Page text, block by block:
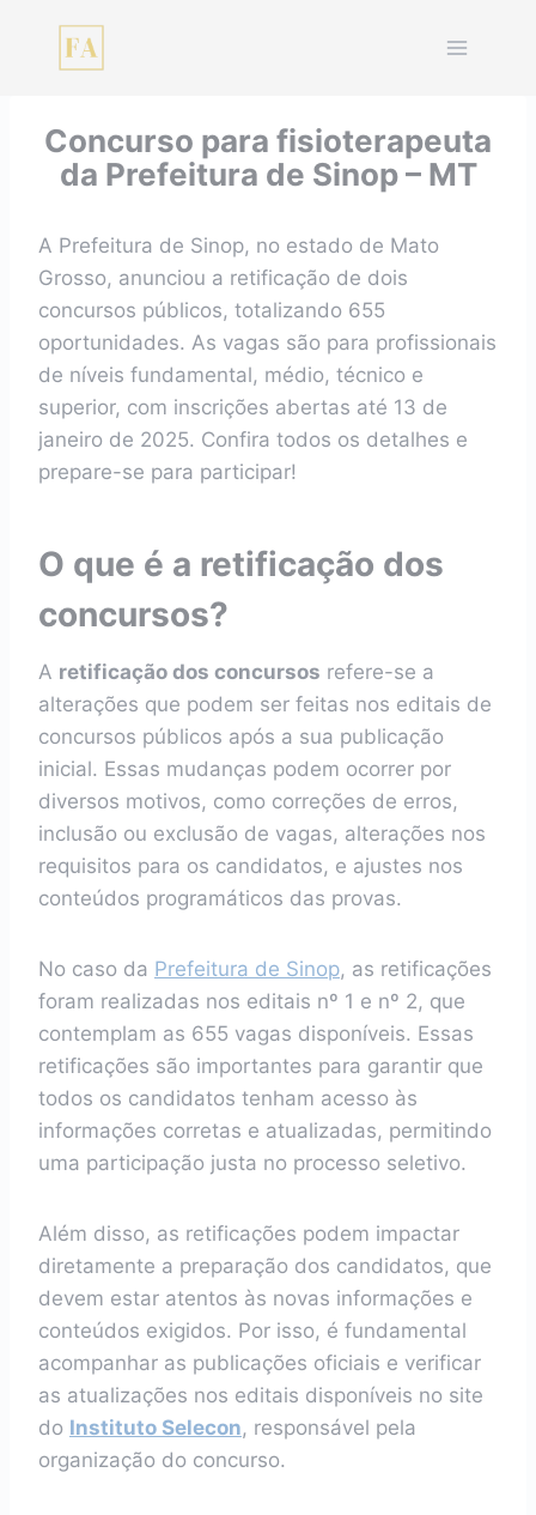
Concurso para fisioterapeuta
da Prefeitura de Sinop – MT
A Prefeitura de Sinop, no estado de Mato
Grosso, anunciou a retificação de dois
concursos públicos, totalizando 655
oportunidades. As vagas são para profissionais
de níveis fundamental, médio, técnico e
superior, com inscrições abertas até 13 de
janeiro de 2025. Confira todos os detalhes e
prepare-se para participar!
O que é a retificação dos
concursos?
A retificação dos concursos refere-se a
alterações que podem ser feitas nos editais de
concursos públicos após a sua publicação
inicial. Essas mudanças podem ocorrer por
diversos motivos, como correções de erros,
inclusão ou exclusão de vagas, alterações nos
requisitos para os candidatos, e ajustes nos
conteúdos programáticos das provas.
No caso da Prefeitura de Sinop, as retificações
foram realizadas nos editais nº 1 e nº 2, que
contemplam as 655 vagas disponíveis. Essas
retificações são importantes para garantir que
todos os candidatos tenham acesso às
informações corretas e atualizadas, permitindo
uma participação justa no processo seletivo.
Além disso, as retificações podem impactar
diretamente a preparação dos candidatos, que
devem estar atentos às novas informações e
conteúdos exigidos. Por isso, é fundamental
acompanhar as publicações oficiais e verificar
as atualizações nos editais disponíveis no site
do Instituto Selecon, responsável pela
organização do concurso.